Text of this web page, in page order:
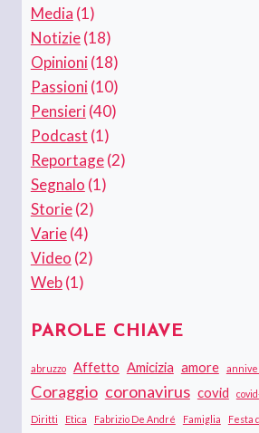
Media (1)
Notizie(18)
Opinioni(18)
Passioni(10)
Pensieri(40)
Podcast (1)
Reportage(2)
Segnalo (1)
Storie(2)
Varie(4)
Video (2)
Web(1)
PAROLE CHIAVE
abruzzo Affetto Amicizia amore
Coraggio coronavirus covid
Diritti Etica Fabrizio De André Famiglia Festa